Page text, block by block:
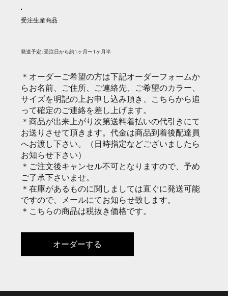
受注生産商品
発送予定 : 受注日から約1ヶ月〜1ヶ月半
＊オーダーご希望の方は下記オーダーフォームか
らお名前、ご住所、ご連絡先、ご希望のカラー、
サイズを明記の上お申し込み頂き、こちらから追
って確定のご連絡を差し上げます。
＊商品が出来上がり次第送料着払いの代引きにて
お送りさせて頂きます。代金は商品到着後配達員
へお渡し下さい。（日時指定などございましたら
お知らせ下さい）
＊ご注文後キャンセル不可となりますので、予め
ご了承下さいませ。
＊在庫があるものに関しましては直ぐに発送可能
ですので、メールにてお知らせ致します。
​＊こちらの商品は税抜き価格です。
オーダーする